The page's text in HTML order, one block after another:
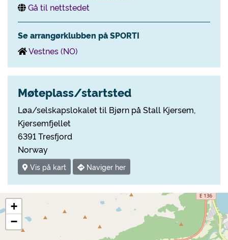
Gå til nettstedet
Se arrangørklubben på SPORTI
Vestnes (NO)
Møteplass/startsted
Løa/selskapslokalet til Bjørn på Stall Kjersem,
Kjersemfjellet
6391 Tresfjord
Norway
Vis på kart Naviger her
+
−